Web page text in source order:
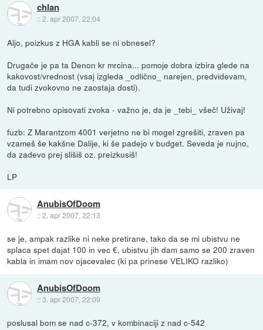
chlan
::2. apr 2007, 22:04
Aljo, poizkus z HGA kabli se ni obnesel?
Drugače je pa ta Denon kr mrcina... pomoje dobra izbira glede na
kakovost/vrednost (vsaj izgleda _odlično_ narejen, predvidevam,
da tudi zvokovno ne zaostaja dosti).
Ni potrebno opisovati zvoka - važno je, da je _tebi_ všeč! Uživaj!
fuzb: Z Marantzom 4001 verjetno ne bi mogel zgrešiti, zraven pa
vzameš še kakšne Dalije, ki še padejo v budget. Seveda je nujno,
da zadevo prej slišiš oz. preizkusiš!
LP
AnubisOfDoom
::2. apr 2007, 22:13
se je, ampak razlike ni neke pretirane, tako da se mi ubistvu ne
splaca spet dajat 100 in vec €, ubistvu jih dam samo se 200 zraven
kabla in imam nov ojacevalec (ki pa prinese VELIKO razliko)
AnubisOfDoom
::3. apr 2007, 22:09
poslusal bom se nad c-372, v kombinaciji z nad c-542